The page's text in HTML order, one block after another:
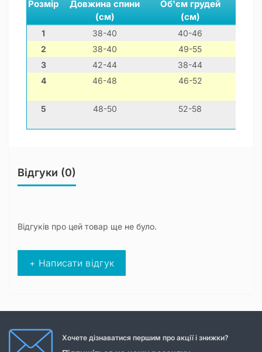
Розмір
Довжина спини
(см)
Об'єм грудей
(см)
1 38-40 40-46
2
38-40 49-55
3
42-44 38-44
4
46-48 46-52
5 48-50 52-58
Відгуки (0)
Відгуків про цей товар ще не було.
+ Написати відгук
Хочете дізнаватися першим про акції і знижки?